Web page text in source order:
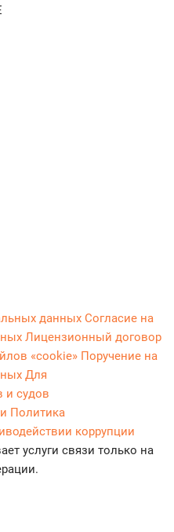
данных Согласие на
Лицензионный договор
«cookie» Поручение на
Для
и судов
Политика
коррупции
услуги связи только на